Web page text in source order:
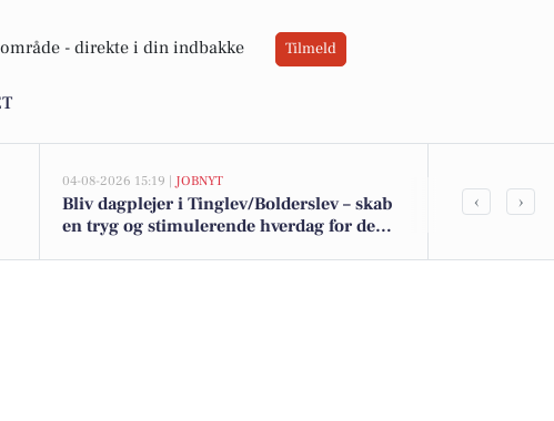
- direkte i din indbakke Tilmeld
04-08-2026 15:19 | JOBNYT
Bliv dagplejer i Tinglev/Bolderslev – skab
en tryg og stimulerende hverdag for de
Erfaren
‹ ›